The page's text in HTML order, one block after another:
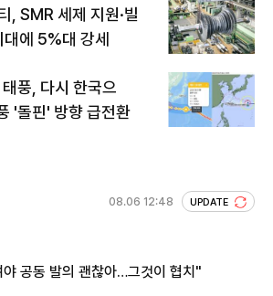
, SMR 세제 지원·빌
대에 5%대 강세
풍, 다시 한국으
'돌핀' 방향 급전환
08.06 12:48 UPDATE
공동 발의 괜찮아…그것이 협치"